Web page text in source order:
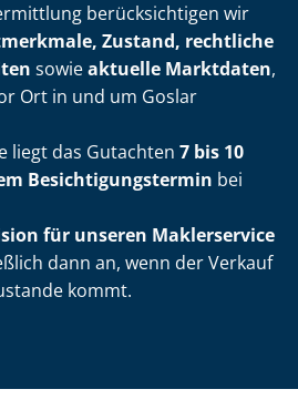
berücksichtigen wir
Zustand, rechtliche
sowieaktuelle Marktdaten,
Ort in und um Goslar
liegt das Gutachten 7 bis 10
Be­sich­ti­gungs­ter­min bei
für unseren Maklerservice
dann an, wenn der Verkauf
kommt.